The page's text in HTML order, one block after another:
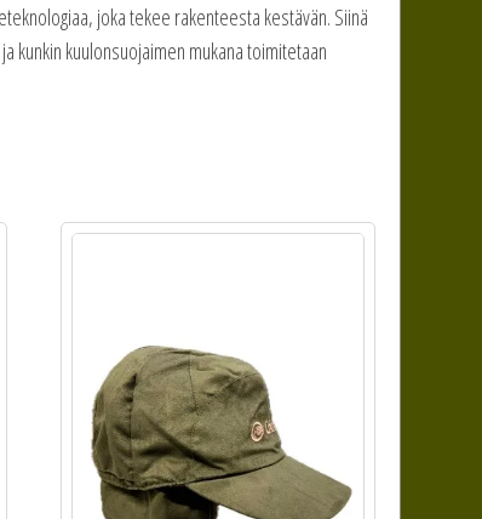
joka tekee rakenteesta kestävän. Siinä
kunkin kuulonsuojaimen mukana toimitetaan